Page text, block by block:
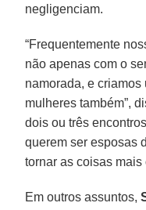
negligenciam.
“Frequentemente
não apenas com o
namorada, e
mulheres também”,
dois ou três
querem ser esposas
tornar as coisas mais
Em outros assuntos,